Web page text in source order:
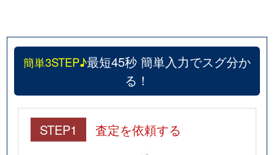
簡単3STEP♪最短45秒 簡単入力でスグ分か
る！
STEP1 査定を依頼する